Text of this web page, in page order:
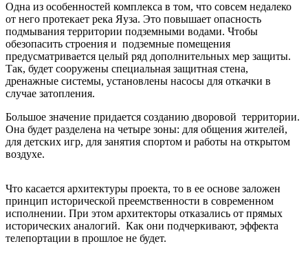
Одна из особенностей комплекса в том, что совсем недалеко
от него протекает река Яуза. Это повышает опасность
подмывания территории подземными водами. Чтобы
обезопасить строения и подземные помещения
предусматривается целый ряд дополнительных мер защиты.
Так, будет сооружены специальная защитная стена,
дренажные системы, установлены насосы для откачки в
случае затопления.
Большое значение придается созданию дворовой территории.
Она будет разделена на четыре зоны: для общения жителей,
для детских игр, для занятия спортом и работы на открытом
воздухе.
Что касается архитектуры проекта, то в ее основе заложен
принцип исторической преемственности в современном
исполнении. При этом архитекторы отказались от прямых
исторических аналогий. Как они подчеркивают, эффекта
телепортации в прошлое не будет.